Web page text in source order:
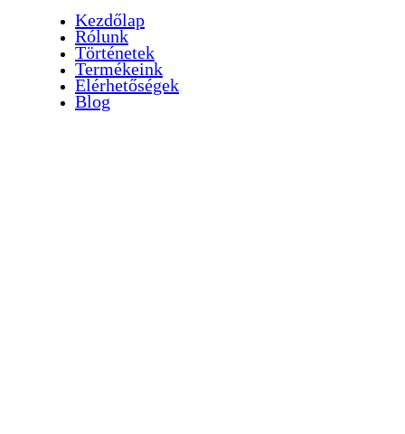
Kezdőlap
Rólunk
Történetek
Termékeink
Elérhetőségek
Blog